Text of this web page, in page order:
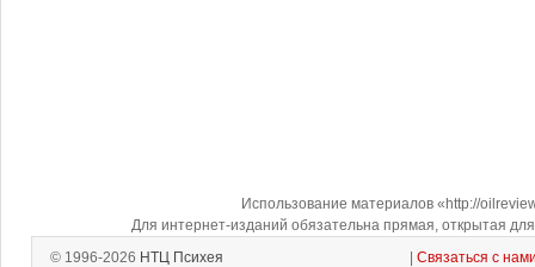
Использование материалов «http://
Для интернет-изданий обязательна прямая, открытая
© 1996-2026 НТЦ Психея Связаться с